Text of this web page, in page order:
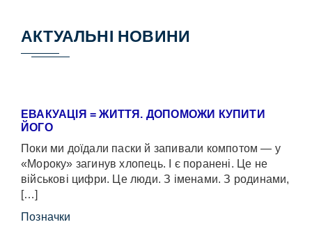
АКТУАЛЬНІ НОВИНИ
ЕВАКУАЦІЯ = ЖИТТЯ. ДОПОМОЖИ КУПИТИ
ЙОГО
Поки ми доїдали паски й запивали компотом — у
«Мороку» загинув хлопець. І є поранені. Це не
військові цифри. Це люди. З іменами. З родинами,
[…]
Позначки